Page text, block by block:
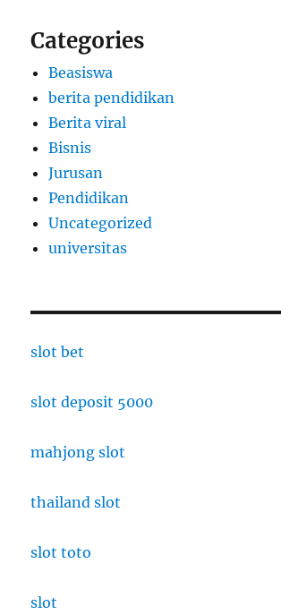
Categories
Beasiswa
berita pendidikan
Berita viral
Bisnis
Jurusan
Pendidikan
Uncategorized
universitas
slot bet
slot deposit 5000
mahjong slot
thailand slot
slot toto
slot